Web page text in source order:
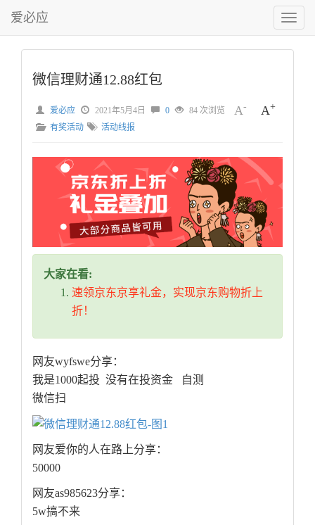
切
换
菜
爱必应
微信理财通12.88红包
A- A+
爱必应 2021年5月4日 0
84 次浏览
有奖活动
活动线报
大家在看:
速领京东京享礼金，实现京东购物折上
折！
网友wyfswe分享：
我是1000起投 没有在投资金 自测
微信扫
网友爱你的人在路上分享：
50000
网友as985623分享：
5w搞不来